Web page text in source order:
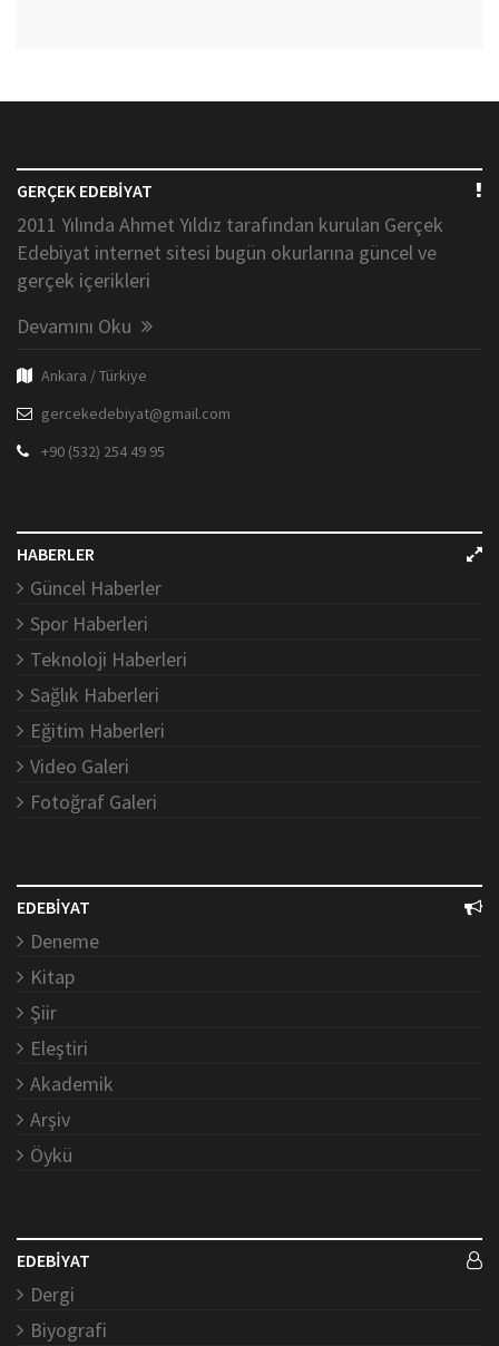
GERÇEK EDEBİYAT
2011 Yılında Ahmet Yıldız tarafından kurulan Gerçek
Edebiyat internet sitesi bugün okurlarına güncel ve
gerçek içerikleri
Devamını Oku
Ankara / Türkiye
gercekedebiyat@gmail.com
+90 (532) 254 49 95
HABERLER
Güncel Haberler
Spor Haberleri
Teknoloji Haberleri
Sağlık Haberleri
Eğitim Haberleri
Video Galeri
Fotoğraf Galeri
EDEBİYAT
Deneme
Kitap
Şiir
Eleştiri
Akademik
Arşiv
Öykü
EDEBİYAT
Dergi
Biyografi